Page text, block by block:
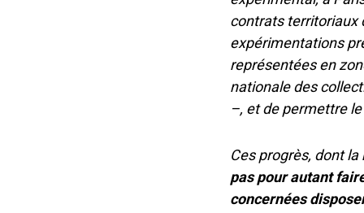
contrats territoriaux
expérimentations
représentées en
nationale des
–, et de permettre
Ces progrès, dont
pas pour autant
concernées